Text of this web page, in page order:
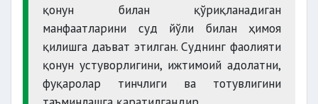
қонун билан қўриқланадиган
манфаатларини суд йўли билан ҳимоя
қилишга даъват этилган. Суднинг фаолияти
қонун устуворлигини, ижтимоий адолатни,
фуқаролар тинчлиги ва тотувлигини